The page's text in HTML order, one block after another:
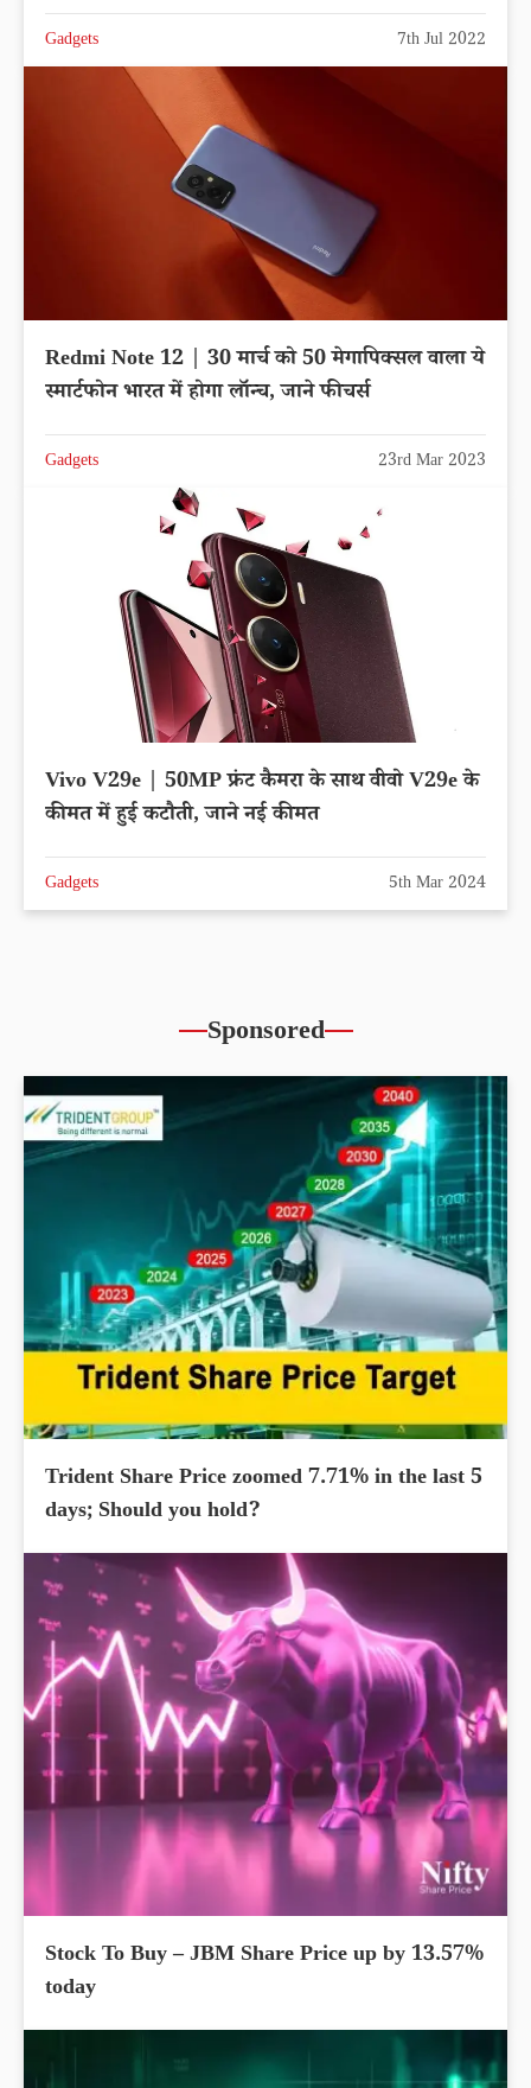
Gadgets 7th Jul 2022
Redmi Note 12 | 30 मार्च को 50 मेगापिक्सल वाला ये
स्मार्टफोन भारत में होगा लॉन्च, जाने फीचर्स
Gadgets 23rd Mar 2023
Vivo V29e | 50MP फ्रंट कैमरा के साथ वीवो V29e के
कीमत में हुई कटौती, जाने नई कीमत
Gadgets 5th Mar 2024
Sponsored
Trident Share Price zoomed 7.71% in the last 5
days; Should you hold?
Stock To Buy – JBM Share Price up by 13.57%
today